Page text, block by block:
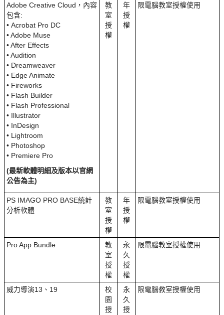
Adobe Creative Cloud，內容
包含:
• Acrobat Pro DC
• Adobe Muse
• After Effects
• Audition
• Dreamweaver
• Edge Animate
• Fireworks
• Flash Builder
• Flash Professional
• Illustrator
• InDesign
• Lightroom
• Photoshop
• Premiere Pro
(最新軟體明細及版本以官網
公告為主)
教
室
授
權
年
授
權
限電腦教室授權使用
PS IMAGO PRO BASE統計
分析軟體
教
室
授
權
年
授
權
限電腦教室授權使用
Pro App Bundle
教
室
授
權
永
久
授
權
限電腦教室授權使用
威力導演13、19
校
園
授
永
久
授
限電腦教室授權使用